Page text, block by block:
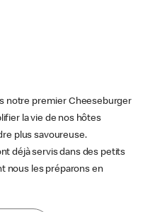
notre premier Cheeseburger
la vie de nos hôtes
plus savoureuse.
déjà servis dans des petits
nous les préparons en